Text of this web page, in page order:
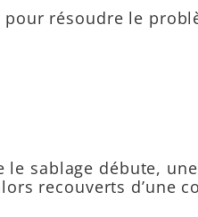
résoudre le
sablage débute,
recouverts d’une